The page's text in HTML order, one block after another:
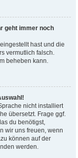
geht immer noch
hast und die
vermutlich falsch.
beheben kann.
nicht installiert
übersetzt. Frage ggf.
du benötigst,
wir uns freuen, wenn
können auf der
werden.